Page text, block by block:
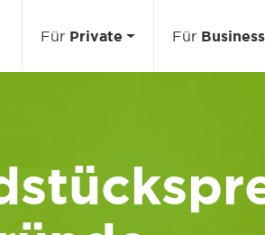
Für Private Für Business